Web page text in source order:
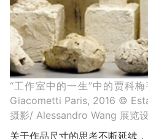
“工作室中的一生”中的贾科
Giacometti Paris, 2016 ©
摄影/ Alessandro Wang 展览
关于作品尺寸的思考不断延续